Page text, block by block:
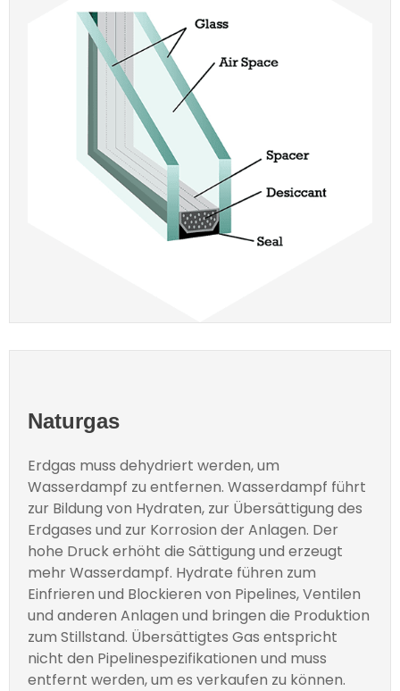
Naturgas
Erdgas muss dehydriert werden, um
Wasserdampf zu entfernen. Wasserdampf führt
zur Bildung von Hydraten, zur Übersättigung des
Erdgases und zur Korrosion der Anlagen. Der
hohe Druck erhöht die Sättigung und erzeugt
mehr Wasserdampf. Hydrate führen zum
Einfrieren und Blockieren von Pipelines, Ventilen
und anderen Anlagen und bringen die Produktion
zum Stillstand. Übersättigtes Gas entspricht
nicht den Pipelinespezifikationen und muss
entfernt werden, um es verkaufen zu können.